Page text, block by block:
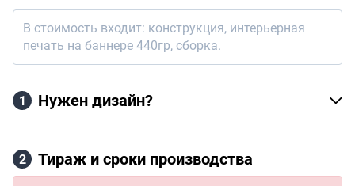
В стоимость входит: конструкция, интерьерная
печать на баннере 440гр, сборка.
1 Нужен дизайн?
2 Тираж и сроки производства